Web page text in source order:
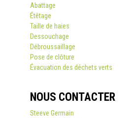
Abattage
Étêtage
Taille de haies
Dessouchage
Débroussaillage
Pose de clôture
Évacuation des déchets verts
NOUS CONTACTER
Steeve Germain